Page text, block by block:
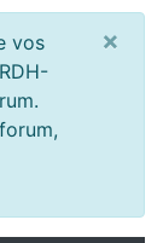
vos
×